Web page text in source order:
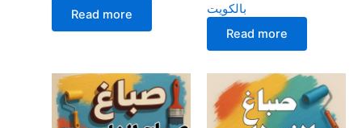
Read more
بالكويت
Read more